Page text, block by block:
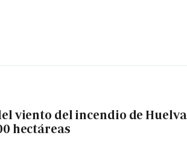
viento del incendio de Huelva
hectáreas